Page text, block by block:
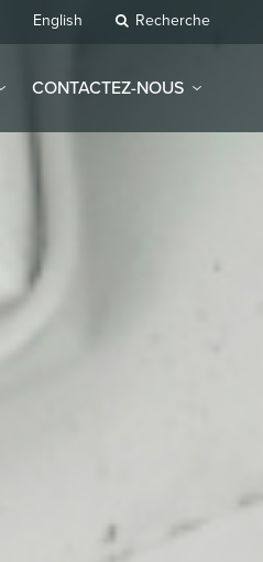
English Recherche
CONTACTEZ-NOUS